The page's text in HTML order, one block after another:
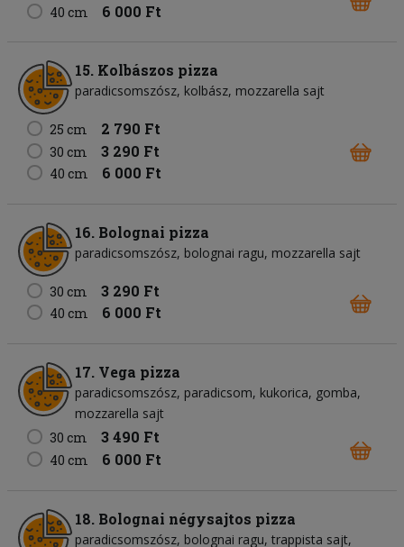
40 cm 6 000 Ft
15. Kolbászos pizza
paradicsomszósz kolbász mozzarella sajt
25 cm 2 790 Ft
30 cm 3 290 Ft
40 cm 6 000 Ft
16. Bolognai pizza
paradicsomszósz bolognai ragu mozzarella sajt
30 cm 3 290 Ft
40 cm 6 000 Ft
17. Vega pizza
paradicsomszósz paradicsom kukorica gomba
mozzarella sajt
30 cm
3 490 Ft
40 cm 6 000 Ft
18. Bolognai négysajtos pizza
paradicsomszósz bolognai ragu trappista sajt